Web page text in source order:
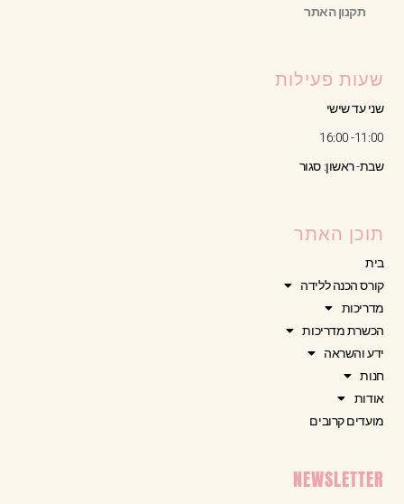
תקנון האתר
שעות פעילות
שני עד שישי
11:00- 16:00
שבת- ראשון: סגור
תוכן האתר
בית
קורס הכנה ללידה
מדריכות
הכשרת מדריכות
ידע והשראה
חנות
אודות
מועדים קרובים
NEWSLETTER